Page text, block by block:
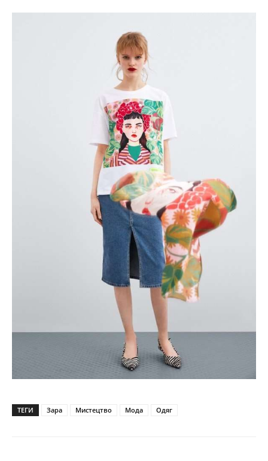
ТЕГИ Зара Мистецтво Мода Одяг